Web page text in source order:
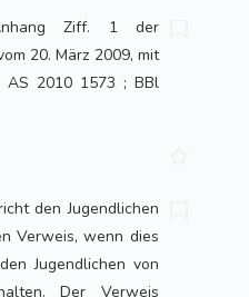
Ziff. 1 der
20. März 2009, mit
AS 2010 1573 ; BBl
den Jugendlichen
Verweis, wenn dies
Jugendlichen von
Der Verweis